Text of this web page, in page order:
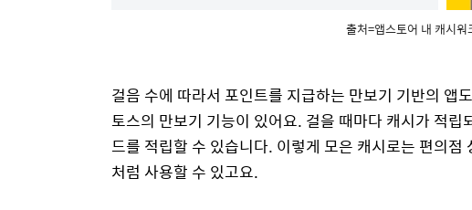
출처=앱스토어 내 캐시워
걸음 수에 따라서 포인트를 지급하는 만보기 기반의 앱
토스의 만보기 기능이 있어요. 걸을 때마다 캐시가 적
드를 적립할 수 있습니다. 이렇게 모은 캐시로는 편의
처럼 사용할 수 있고요.